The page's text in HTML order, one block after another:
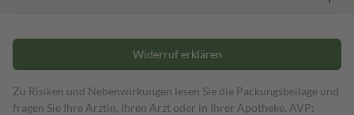
Widerruf erklären
Zu Risiken und Nebenwirkungen lesen Sie die Packungsbeilage und
fragen Sie Ihre Ärztin, Ihren Arzt oder in Ihrer Apotheke. AVP: